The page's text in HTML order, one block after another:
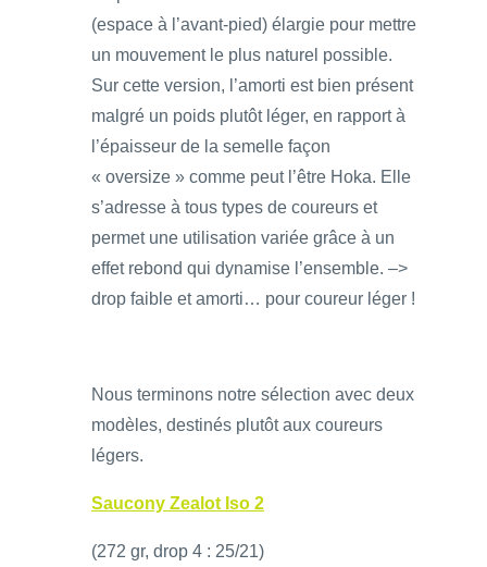
(espace à l’avant-pied) élargie pour mettre
un mouvement le plus naturel possible.
Sur cette version, l’amorti est bien présent
malgré un poids plutôt léger, en rapport à
l’épaisseur de la semelle façon
« oversize » comme peut l’être Hoka. Elle
s’adresse à tous types de coureurs et
permet une utilisation variée grâce à un
effet rebond qui dynamise l’ensemble. –>
drop faible et amorti… pour coureur léger !
Nous terminons notre sélection avec deux
modèles, destinés plutôt aux coureurs
légers.
Saucony Zealot Iso 2
(272 gr, drop 4 : 25/21)